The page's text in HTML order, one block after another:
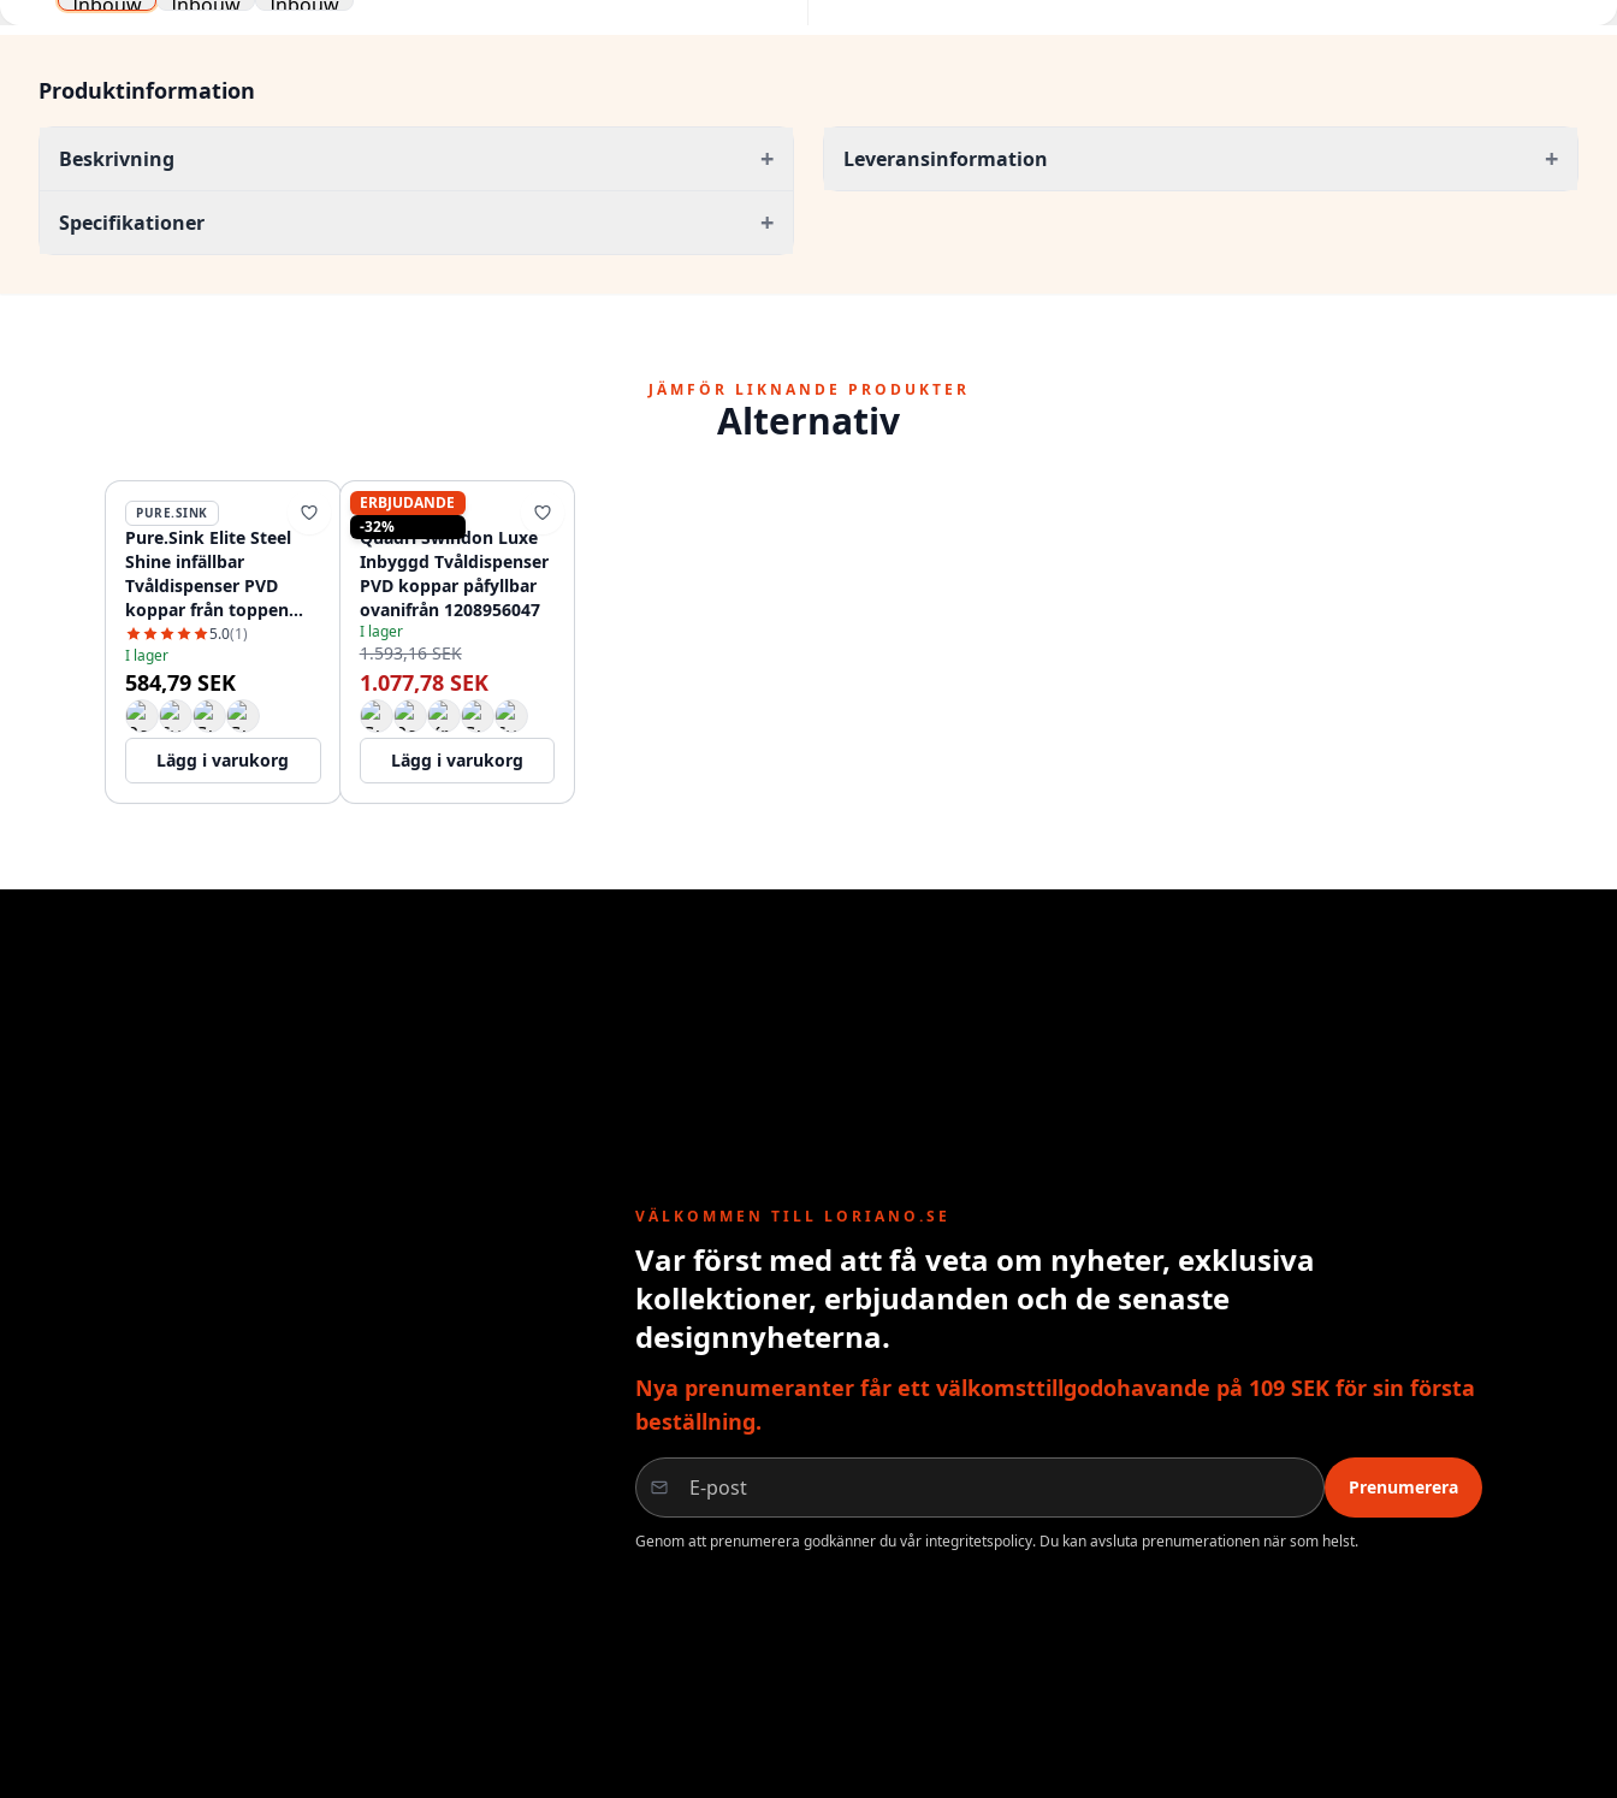
Produktinformation
Beskrivning +
Specifikationer +
Leveransinformation +
JÄMFÖR LIKNANDE PRODUKTER
Alternativ
PURE.SINK
Pure.Sink Elite Steel
Shine infällbar
Tvåldispenser PVD
koppar från toppen
återfyllningsbar
PS9010-62
5.0(1)
I lager
584,79 SEK
Lägg i varukorg
ERBJUDANDE
-32%
QUADRI
Quadri Swindon Luxe
Inbyggd Tvåldispenser
PVD koppar påfyllbar
ovanifrån 1208956047
I lager
1.593,16 SEK
1.077,78 SEK
Lägg i varukorg
VÄLKOMMEN TILL LORIANO.SE
Var först med att få veta om nyheter, exklusiva
kollektioner, erbjudanden och de senaste
designnyheterna.
Nya prenumeranter får ett välkomsttillgodohavande på 109 SEK för sin första
beställning.
Prenumerera
Genom att prenumerera godkänner du vår integritetspolicy. Du kan avsluta prenumerationen när som helst.